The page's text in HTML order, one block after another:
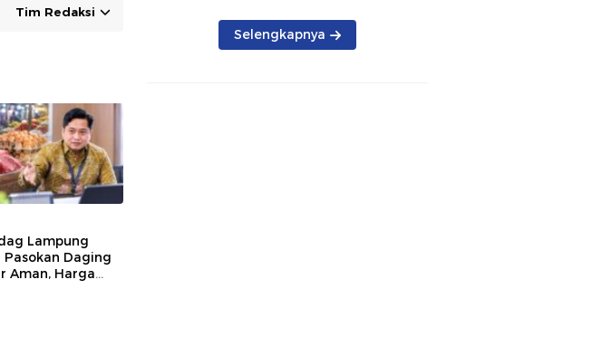
Tim Redaksi
Lampung
Pasokan Daging
Aman, Harga
Produk Lokal
Selengkapnya